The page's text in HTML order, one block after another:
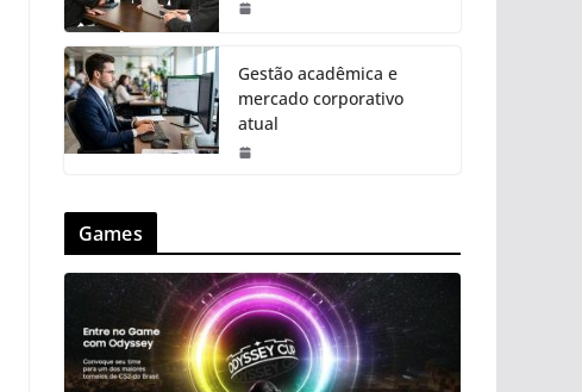
Gestão acadêmica e
mercado corporativo
atual
Games